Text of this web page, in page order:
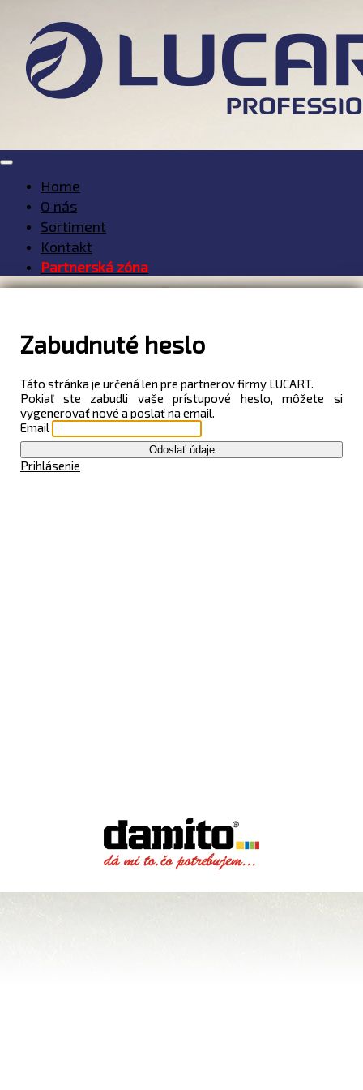
Home
O nás
Sortiment
Kontakt
Partnerská zóna
Zabudnuté heslo
Táto stránka je určená len pre partnerov firmy LUCART.
Pokiaľ ste zabudli vaše prístupové heslo, môžete si
vygenerovať nové a poslať na email.
Email
Odoslať údaje
Prihlásenie